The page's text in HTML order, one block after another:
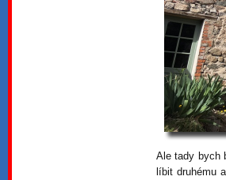
Ale tady bych
líbit druhému